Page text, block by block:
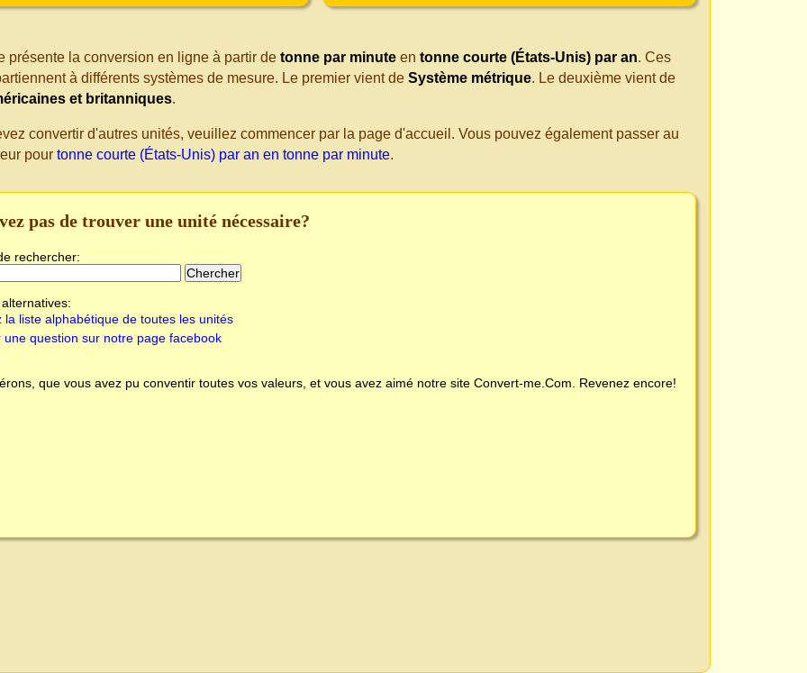
présente la conversion en ligne à partir de tonne par minute en tonne courte (États-Unis) par an. Ces
à différents systèmes de mesure. Le premier vient de Système métrique. Le deuxième vient de
et britanniques.
convertir d'autres unités, veuillez commencer par la page d'accueil. Vous pouvez également passer au
pour tonne courte (États-Unis) par an en tonne par minute.
pas de trouver une unité nécessaire?
rechercher:
la liste alphabétique de toutes les unités
une question sur notre page facebook
que vous avez pu conventir toutes vos valeurs, et vous avez aimé notre site Convert-me.Com . Revenez encore!